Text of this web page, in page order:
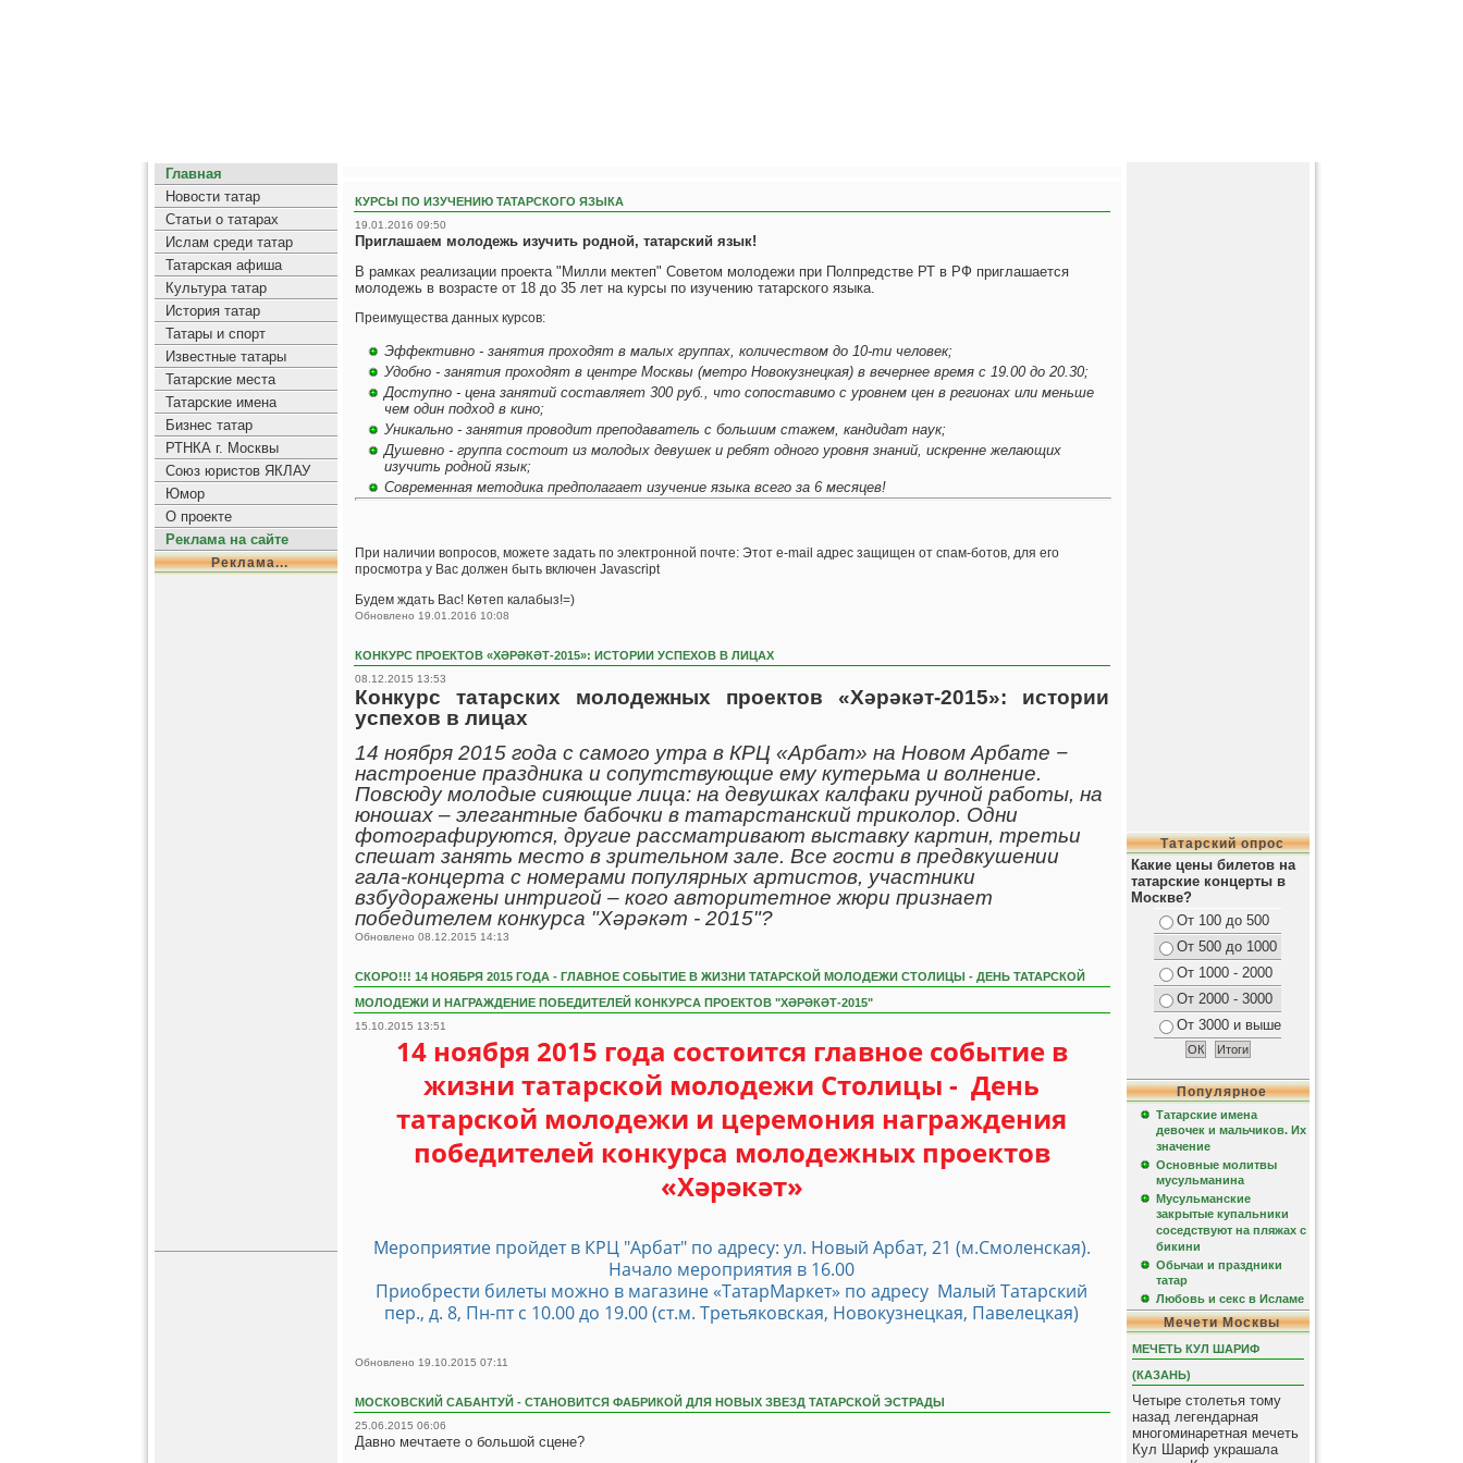
Главная
Новости татар
Статьи о татарах
Ислам среди татар
Татарская афиша
Культура татар
История татар
Татары и спорт
Известные татары
Татарские места
Татарские имена
Бизнес татар
РТНКА г. Москвы
Союз юристов ЯКЛАУ
Юмор
О проекте
Реклама на сайте
Реклама...
КУРСЫ ПО ИЗУЧЕНИЮ ТАТАРСКОГО ЯЗЫКА
19.01.2016 09:50
Приглашаем молодежь изучить родной, татарский язык!
В рамках реализации проекта "Милли мектеп" Советом молодежи при Полпредстве РТ в РФ приглашается
молодежь в возрасте от 18 до 35 лет на курсы по изучению татарского языка.
Преимущества данных курсов:
Эффективно - занятия проходят в малых группах, количеством до 10-ти человек;
Удобно - занятия проходят в центре Москвы (метро Новокузнецкая) в вечернее время с 19.00 до 20.30;
Доступно - цена занятий составляет 300 руб., что сопоставимо с уровнем цен в регионах или меньше
чем один подход в кино;
Уникально - занятия проводит преподаватель с большим стажем, кандидат наук;
Душевно - группа состоит из молодых девушек и ребят одного уровня знаний, искренне желающих
изучить родной язык;
Современная методика предполагает изучение языка всего за 6 месяцев!
При наличии вопросов, можете задать по электронной почте: Этот e-mail адрес защищен от спам-ботов, для его
просмотра у Вас должен быть включен Javascript
Будем ждать Вас! Көтеп калабыз!=)
Обновлено 19.01.2016 10:08
КОНКУРС ПРОЕКТОВ «ХӘРӘКӘТ-2015»: ИСТОРИИ УСПЕХОВ В ЛИЦАХ
08.12.2015 13:53
Конкурс татарских молодежных проектов «Хәрәкәт-2015»: истории
успехов в лицах
14 ноября 2015 года с самого утра в КРЦ «Арбат» на Новом Арбате −
настроение праздника и сопутствующие ему кутерьма и волнение.
Повсюду молодые сияющие лица: на девушках калфаки ручной работы, на
юношах – элегантные бабочки в татарстанский триколор. Одни
фотографируются, другие рассматривают выставку картин, третьи
спешат занять место в зрительном зале. Все гости в предвкушении
гала-концерта с номерами популярных артистов, участники
взбудоражены интригой – кого авторитетное жюри признает
победителем конкурса "Хәрәкәт - 2015"?
Обновлено 08.12.2015 14:13
СКОРО!!! 14 НОЯБРЯ 2015 ГОДА - ГЛАВНОЕ СОБЫТИЕ В ЖИЗНИ ТАТАРСКОЙ МОЛОДЕЖИ СТОЛИЦЫ - ДЕНЬ ТАТАРСКОЙ
МОЛОДЕЖИ И НАГРАЖДЕНИЕ ПОБЕДИТЕЛЕЙ КОНКУРСА ПРОЕКТОВ "ХӘРӘКӘТ-2015"
15.10.2015 13:51
14 ноября 2015 года состоится главное событие в
жизни татарской молодежи Столицы - День
татарской молодежи и церемония награждения
победителей конкурса молодежных проектов
«Хәрәкәт»
Мероприятие пройдет в КРЦ "Арбат" по адресу: ул. Новый Арбат, 21 (м.Смоленская).
Начало мероприятия в 16.00
Приобрести билеты можно в магазине «ТатарМаркет» по адресу Малый Татарский
пер., д. 8, Пн-пт с 10.00 до 19.00 (ст.м. Третьяковская, Новокузнецкая, Павелецкая)
Обновлено 19.10.2015 07:11
МОСКОВСКИЙ САБАНТУЙ - СТАНОВИТСЯ ФАБРИКОЙ ДЛЯ НОВЫХ ЗВЕЗД ТАТАРСКОЙ ЭСТРАДЫ
25.06.2015 06:06
Давно мечтаете о большой сцене?
Татарский опрос
Какие цены билетов на
татарские концерты в
Москве?
От 100 до 500
От 500 до 1000
От 1000 - 2000
От 2000 - 3000
От 3000 и выше
Популярное
Татарские имена
девочек и мальчиков. Их
значение
Основные молитвы
мусульманина
Мусульманские
закрытые купальники
соседствуют на пляжах с
бикини
Обычаи и праздники
татар
Любовь и секс в Исламе
Мечети Москвы
МЕЧЕТЬ КУЛ ШАРИФ
(КАЗАНЬ)
Четыре столетья тому
назад легендарная
многоминаретная мечеть
Кул Шариф украшала